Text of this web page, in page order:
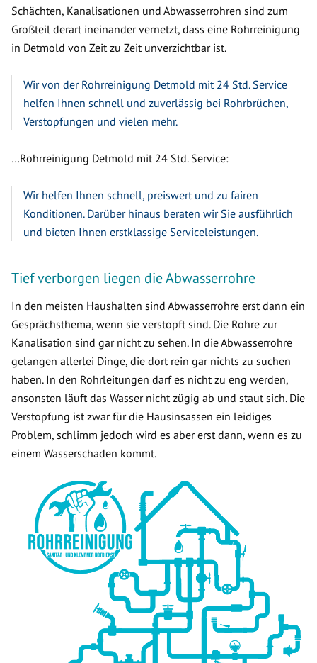
Schächten, Kanalisationen und Abwasserrohren sind zum
Großteil derart ineinander vernetzt, dass eine Rohrreinigung
in Detmold von Zeit zu Zeit unverzichtbar ist.
Wir von der Rohrreinigung Detmold mit 24 Std. Service
helfen Ihnen schnell und zuverlässig bei Rohrbrüchen,
Verstopfungen und vielen mehr.
…Rohrreinigung Detmold mit 24 Std. Service:
Wir helfen Ihnen schnell, preiswert und zu fairen
Konditionen. Darüber hinaus beraten wir Sie ausführlich
und bieten Ihnen erstklassige Serviceleistungen.
Tief verborgen liegen die Abwasserrohre
In den meisten Haushalten sind Abwasserrohre erst dann ein
Gesprächsthema, wenn sie verstopft sind. Die Rohre zur
Kanalisation sind gar nicht zu sehen. In die Abwasserrohre
gelangen allerlei Dinge, die dort rein gar nichts zu suchen
haben. In den Rohrleitungen darf es nicht zu eng werden,
ansonsten läuft das Wasser nicht zügig ab und staut sich. Die
Verstopfung ist zwar für die Hausinsassen ein leidiges
Problem, schlimm jedoch wird es aber erst dann, wenn es zu
einem Wasserschaden kommt.